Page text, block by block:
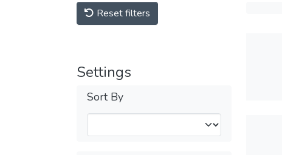
Reset filters
Settings
Sort By